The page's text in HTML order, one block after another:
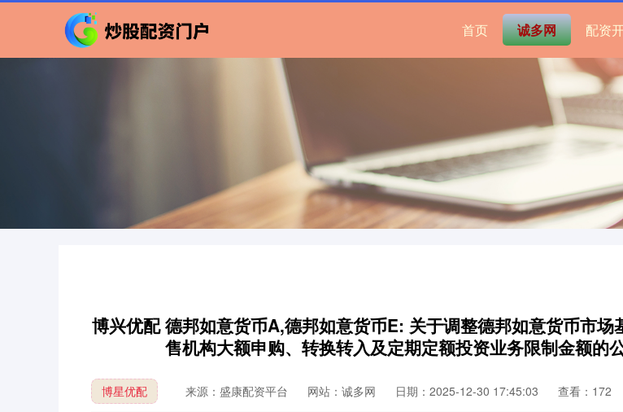
首页 诚多网 配资
博兴优配 德邦如意货币A,德邦如意货币E: 关于调整德邦如意货币市场
售机构大额申购、转换转入及定期定额投资业务限制金额的
博星优配 来源：盛康配资平台 网站：诚多网 日期：2025-12-30 17:45:03 查看：172